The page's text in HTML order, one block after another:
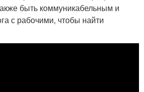
быть коммуникабельным и
с рабочими, чтобы найти